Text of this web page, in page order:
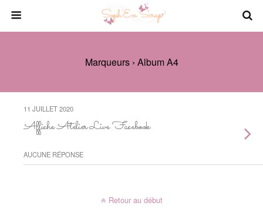
Marqueurs › Album A4
11 JUILLET 2020
Affiche Atelier Live Facebook
AUCUNE RÉPONSE
Retour au début